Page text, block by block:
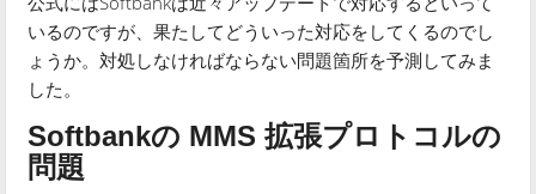
いるのですが、果たしてどういった対応をしてくるのでし
ょうか。対処しなければならない問題箇所を予測してみま
した。
Softbankの MMS 拡張プロトコルの
問題